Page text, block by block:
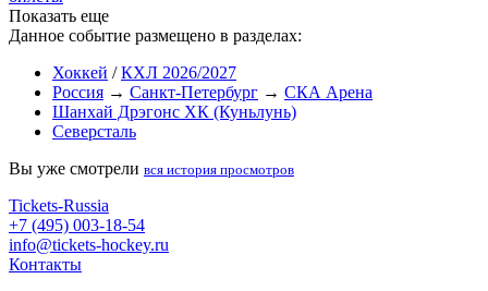
Показать еще
Данное событие размещено в разделах:
Хоккей /КХЛ 2026/2027
Россия → Санкт-Петербург → СКА Арена
Шанхай Дрэгонс ХК (Куньлунь)
Северсталь
Вы уже смотрели вся история просмотров
Tickets-Russia
+7 (495) 003-18-54
info@tickets-hockey.ru
Контакты